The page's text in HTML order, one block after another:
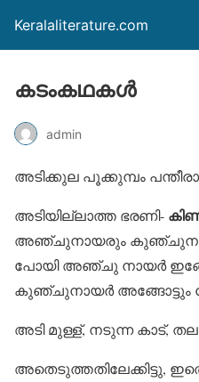
Keralaliterature.com
കടംകഥകള്‍
admin
അടിക്കുല പൂക്കുമ്പം
അടിയില്ലാത്ത ഭരണി-
അഞ്ചുനായരും
പോയി അഞ്ചു നായര്‍
കുഞ്ചുനായര്‍ അങ്ങോട്ടും
അടി മുള്ള്, നടുന്ന കാട്,
അതെടുത്തതിലേക്കിട്ടു,